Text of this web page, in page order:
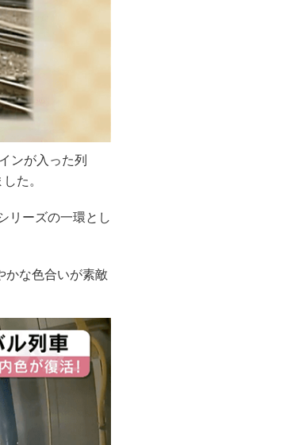
ンが入った列
た。
リーズの一環とし
かな色合いが素敵